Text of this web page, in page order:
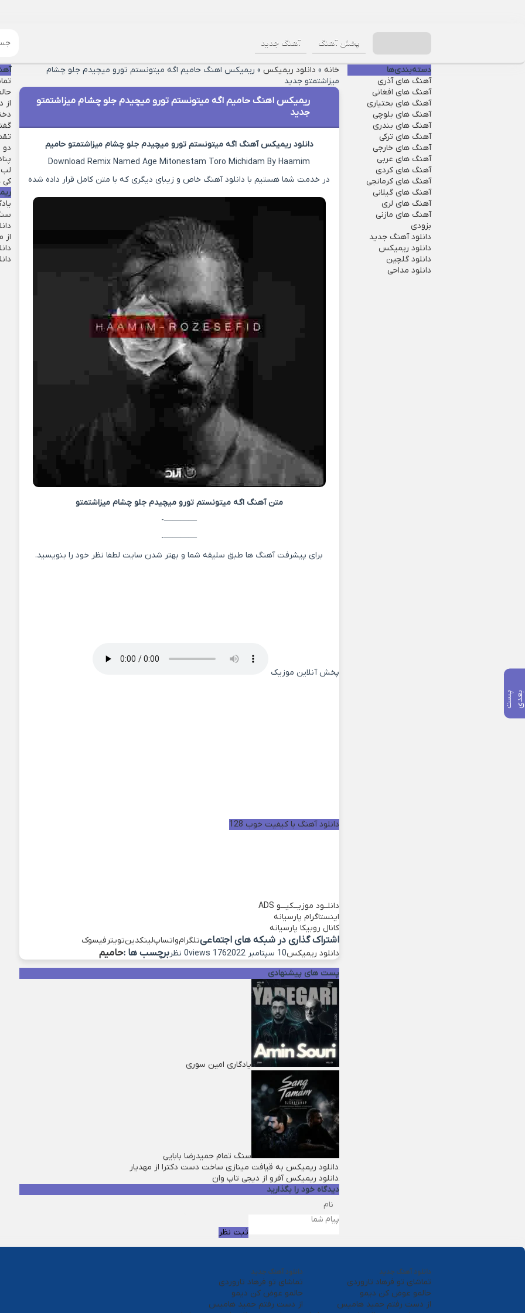
پخش آهنگ آهنگ جدید
خانه » دانلود ریمیکس » ریمیکس اهنگ حامیم اگه میتونستم تورو میچیدم جلو چشام
میزاشتمتو جدید
پ
س
ت
ب
ع
د ی
ریمیکس اهنگ حامیم اگه میتونستم تورو میچیدم جلو چشام میزاشتمتو
جدید
دانلود ریمیکس آهنگ اگه میتونستم تورو میچیدم جلو چشام میزاشتمتو حامیم
Download Remix Named Age Mitonestam Toro Michidam By Haamim
در خدمت شما هستیم با دانلود آهنگ خاص و زیبای دیگری که با متن کامل قرار داده شده
متن آهنگ اگه میتونستم تورو میچیدم جلو چشام میزاشتمتو
————-
————-
برای پیشرفت آهنگ ها طبق سلیقه شما و بهتر شدن سایت لطفا نظر خود را بنویسید.
پخش آنلاین موزیک
دانلود آهنگ با کیفیت خوب 128
دانلــود موزیــکیـــو ADS
اینستاگرام پارسیانه
کانال روبیکا پارسیانه
اشتراک گذاری در شبکه های اجتماعیتلگرامواتساپلینکدینتویتر فیسوک
دانلود ریمیکس10 سپتامبر 2022 176 views 0 نظر برچسب ها :حامیم
پست های پیشنهادی
یادگاری امین سوری
سنگ تمام حمیدرضا بابایی
دانلود ریمیکس به قیافت مینازی ساخت دست دکترا از مهدیار
دانلود ریمیکس آفرو از ديجی تاپ وان
دیدگاه خود را بگذارید
ثبت نظر
دسته‌بندی‌ها
آهنگ های آذری
آهنگ های افغانی
آهنگ های بختیاری
آهنگ های بلوچی
آهنگ های بندری
آهنگ های ترکی
آهنگ های خارجی
آهنگ های عربی
آهنگ های کردی
آهنگ های کرمانجی
آهنگ های گیلانی
آهنگ های لری
آهنگ های مازنی
بزودی
دانلود آهنگ جدید
دانلود ریمیکس
دانلود گلچین
دانلود مداحی
دو
کی
از
دانلود آهنگ جدید
تماشای تو فرهاد تاروردی
حالمو عوض کن دیمو
از دست رفتم حمید هامیس
دانلود آهنگ جدید
تماشای تو فرهاد تاروردی
حالمو عوض کن دیمو
از دست رفتم حمید هامیس